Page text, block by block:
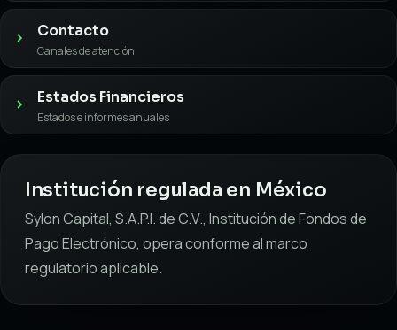
Contacto
Canales de atención
Estados Financieros
Estados e informes anuales
Institución regulada en México
Sylon Capital, S.A.P.I. de C.V., Institución de Fondos de
Pago Electrónico, opera conforme al marco
regulatorio aplicable.